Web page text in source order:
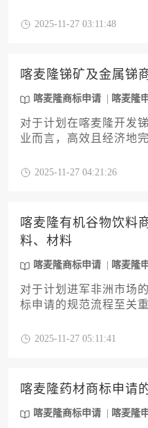
案，帮助企业以最小投
2025-11-27 03:11:48
喀麦隆锑矿及金属锑
喀麦隆商标申请 喀麦隆
对于计划在喀麦隆开发
业而言，高效且经济地
流程，从前期检索策略
的方式，稳固其在喀麦
地位，实现品牌价值最
2025-11-27 04:21:26
喀麦隆有机谷物饮料
料、材料
喀麦隆商标申请 喀麦隆
对于计划进军非洲市场
标申请的规范流程至关
单，涵盖主体资格证明
权布局。
2025-11-27 05:11:41
喀麦隆药材商标申请
喀麦隆商标申请 喀麦隆